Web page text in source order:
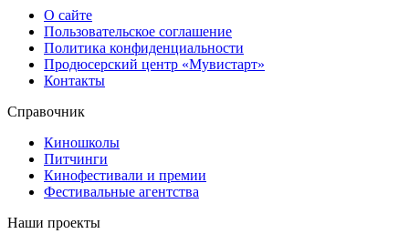
О сайте
Пользовательское соглашение
Политика конфиденциальности
Продюсерский центр «Мувистарт»
Контакты
Справочник
Киношколы
Питчинги
Кинофестивали и премии
Фестивальные агентства
Наши проекты